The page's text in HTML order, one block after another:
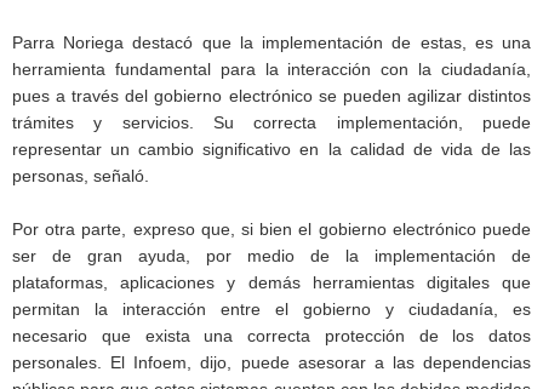
Parra Noriega destacó que la implementación de estas, es una
herramienta fundamental para la interacción con la ciudadanía,
pues a través del gobierno electrónico se pueden agilizar distintos
trámites y servicios. Su correcta implementación, puede
representar un cambio significativo en la calidad de vida de las
personas, señaló.
Por otra parte, expreso que, si bien el gobierno electrónico puede
ser de gran ayuda, por medio de la implementación de
plataformas, aplicaciones y demás herramientas digitales que
permitan la interacción entre el gobierno y ciudadanía, es
necesario que exista una correcta protección de los datos
personales. El Infoem, dijo, puede asesorar a las dependencias